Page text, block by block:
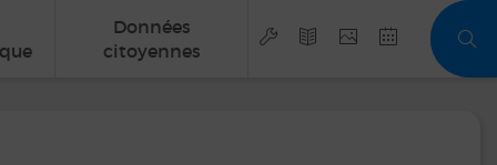
Données
citoyennes